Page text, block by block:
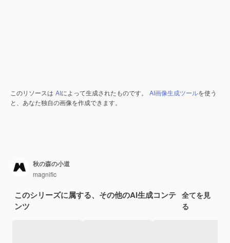
このリソースは AIによって生成されたものです。 AI画像生成ツールを使う
と、あなた独自の画像を作成できます。
秋の森の小道
magnific
このシリーズに属する、その他のAI生成コンテ
ンツ
全てを見
る